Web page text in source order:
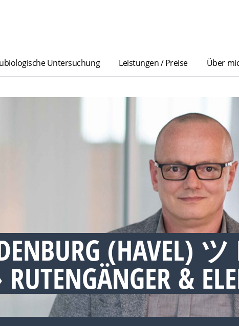
Untersuchung Leistungen / Preise Über
(HAVEL) ツ
&